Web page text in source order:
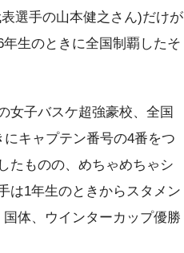
選手の山本健之さん)だけが
生のときに全国制覇したそ
女子バスケ超強豪校、全国
キャプテン番号の4番をつ
たものの、めちゃめちゃシ
は1年生のときからスタメン
体、ウインターカップ優勝